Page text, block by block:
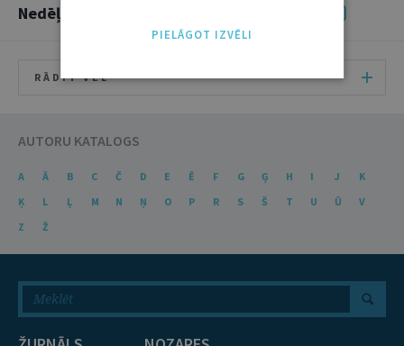
Nedēļas notikumu apskats: 11.–15. maijs
RĀDĪT VĒL
AUTORU KATALOGS
A Ā B C Č D E Ē F G Ģ H I J
K
Ķ
L Ļ M N Ņ O P R S Š T U Ū
V
Z
Ž
PIELĀGOT IZVĒLI